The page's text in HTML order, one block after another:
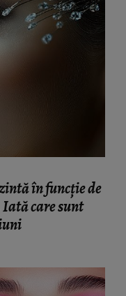
în funcție de
care sunt